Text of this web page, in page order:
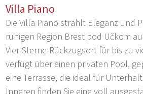
Villa Piano
Die Villa Piano strahlt Eleganz und
ruhigen Region Brest pod Učkom
Vier-Sterne-Rückzugsort für bis zu
verfügt über einen privaten Pool,
eine Terrasse, die ideal für